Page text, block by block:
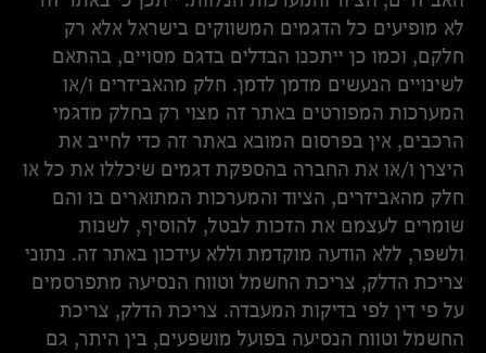
לא מופיעים כל הדגמים המשווקים בישראל אלא רק
חלקם, וכמו כן ייתכנו הבדלים בדגם מסויים, בהתאם
לשינויים הנעשים מדמן לדמן. חלק מהאביזרים ו/או
המערכות המפורטים באתר זה מצוי רק בחלק מדגמי
הרכבים, אין בפרסום המובא באתר זה כדי לחייב את
היצרן ו/או את החברה בהספקת דגמים שיכללו את כל או
חלק מהאביזרים, הציוד והמערכות המתוארים בו והם
שומרים לעצמם את הזכות לבטל, להוסיף, לשנות
ולשפר, ללא הודעה מוקדמת וללא עידכון באתר זה. נתוני
צריכת הדלק, צריכת החשמל וטווח הנסיעה מתפרסמים
על פי דין לפי בדיקות המעבדה. צריכת הדלק, צריכת
החשמל וטווח הנסיעה בפועל מושפעים, בין היתר, גם